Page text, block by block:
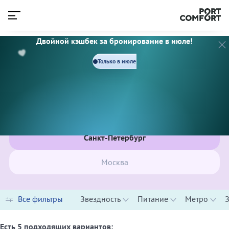
Двойной кэшбек за бронирование в июле!
Только в июле
Санкт-Петербург
Москва
Все фильтры Звездность Питание Метро
Есть 5 подходящих вариантов:
3 ЗВЕЗДЫ
Площадь Ал. Невского / Площадь Ал. Невского
Площадь Восстания / Маяковская
Лиговский
Чкаловская
Знаковые места